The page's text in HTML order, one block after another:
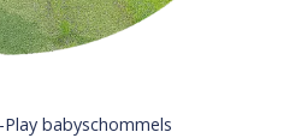
babyschommels